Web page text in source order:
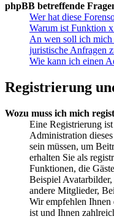
phpBB betreffende
Wer hat diese
Warum ist Funktion
An wen soll ich mich
juristische Anfragen
Wie kann ich einen
Registrierung
Wozu muss ich mich
Eine Registrierung
Administration
sein müssen, um
erhalten Sie als
Funktionen, die
Beispiel
andere Mitglieder,
Wir empfehlen Ihnen
ist und Ihnen